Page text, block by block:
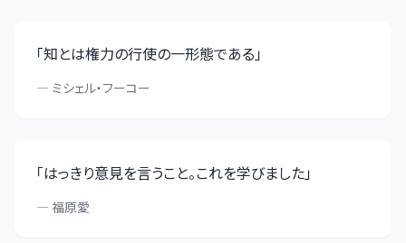
「知とは権力の行使の一形態である」
— ミシェル・フーコー
「はっきり意見を言うこと。これを学びました」
— 福原愛